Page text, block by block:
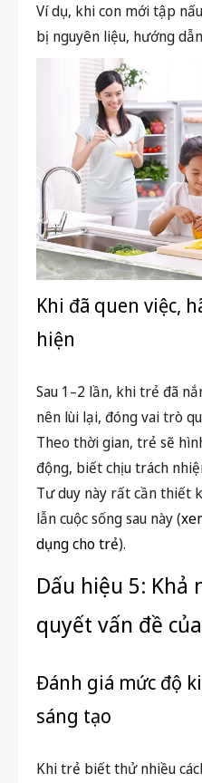
Ví dụ, khi con mới tập
bị nguyên liệu, hướng
Khi đã quen việc,
hiện
Sau 1–2 lần, khi trẻ đã
nên lùi lại, đóng vai trò
Theo thời gian, trẻ sẽ
động, biết chịu trách
Tư duy này rất cần thiết
lẫn cuộc sống sau này (
dụng cho trẻ).
Dấu hiệu 5: Khả
quyết vấn đề
Đánh giá mức độ
sáng tạo
Khi trẻ biết thử nhiều